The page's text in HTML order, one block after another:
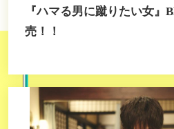
『ハマる男に蹴りたい女
売！！